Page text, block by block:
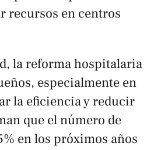
recursos en centros
la reforma hospitalaria
especialmente en
la eficiencia y reducir
que el número de
en los próximos años